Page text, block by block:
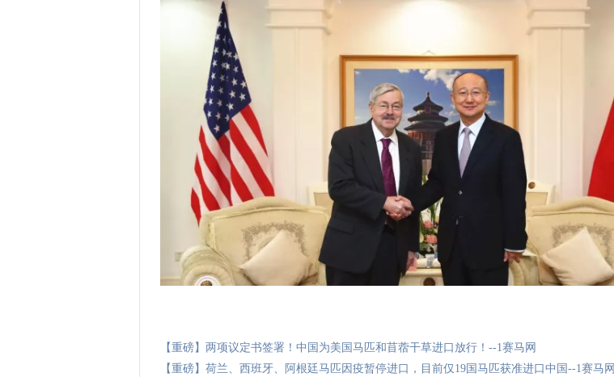
【重磅】两项议定书签署！中国为美国马匹和苜蓿干草进口放行！--1赛马网
【重磅】荷兰、西班牙、阿根廷马匹因疫暂停进口，目前仅19国马匹获准进口中国--1赛马网